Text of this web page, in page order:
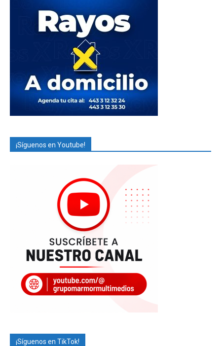
¡Síguenos en Youtube!
¡Síguenos en TikTok!